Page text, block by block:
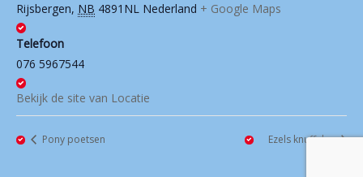
Rijsbergen, NB 4891NL Nederland + Google Maps
Telefoon
076 5967544
Bekijk de site van Locatie
Pony poetsen Ezels knuffelen